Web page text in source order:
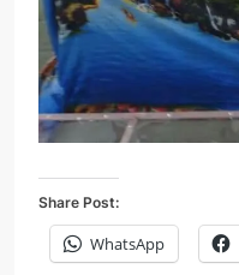
Share Post:
WhatsApp